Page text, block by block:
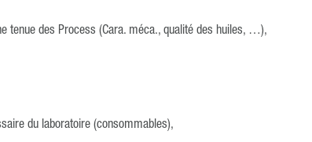
tenue des Process (Cara. méca., qualité des huiles, …),
du laboratoire (consommables),